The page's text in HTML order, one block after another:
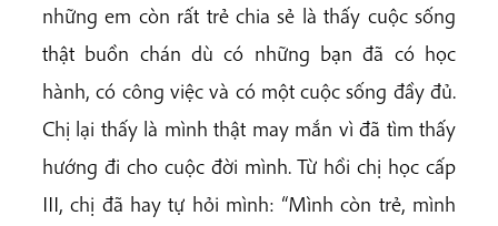
những em còn rất trẻ chia sẻ là thấy cuộc sống
thật buồn chán dù có những bạn đã có học
hành, có công việc và có một cuộc sống đầy đủ.
Chị lại thấy là mình thật may mắn vì đã tìm thấy
hướng đi cho cuộc đời mình. Từ hồi chị học cấp
III, chị đã hay tự hỏi mình: “Mình còn trẻ, mình